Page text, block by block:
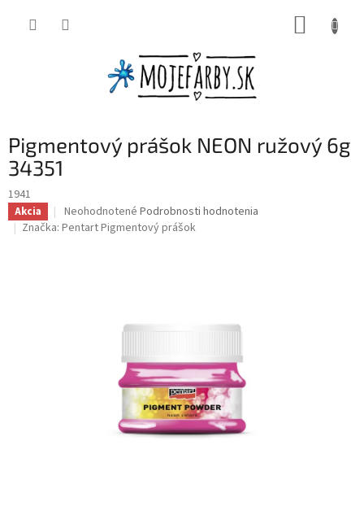
Pigmentový prášok NEON ružový 6g
34351
1941
Akcia
Priemerné
hodnotenie
Neohodnotené Podrobnosti hodnotenia
Značka: Pentart Pigmentový prášok